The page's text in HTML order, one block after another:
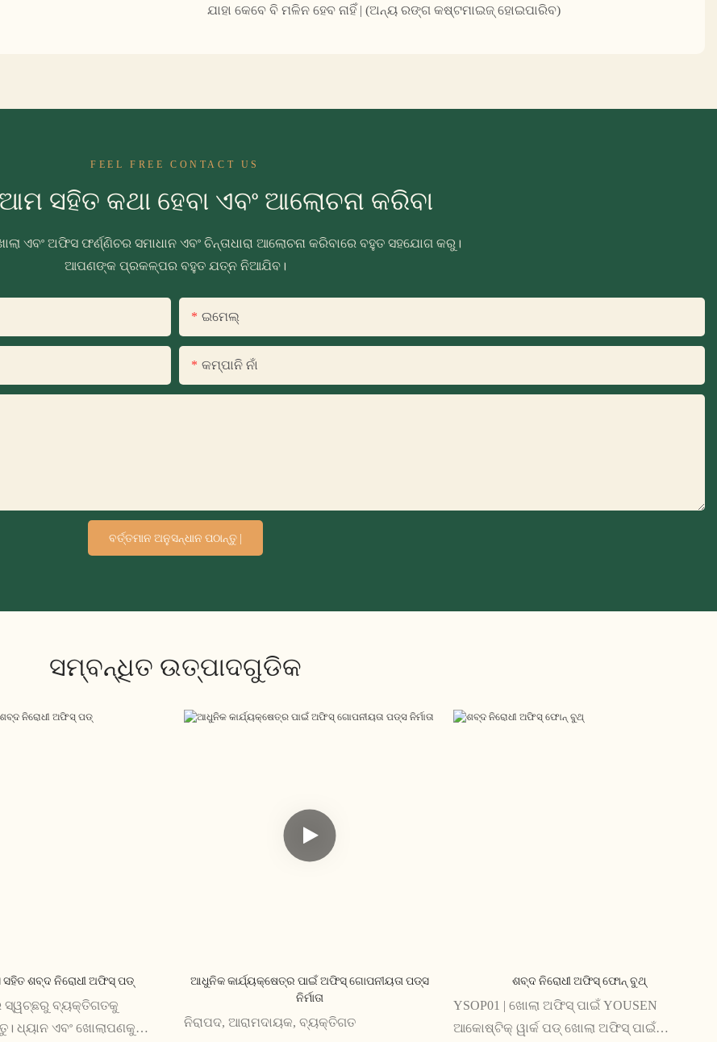
ଯାହା କେବେ ବି ମଳିନ ହେବ ନାହିଁ | (ଅନ୍ୟ ରଙ୍ଗ କଷ୍ଟମାଇଜ୍ ହୋଇପାରିବ)
FEEL FREE CONTACT US
ସହିତ କଥା ହେବା ଏବଂ ଆଲୋଚନା କରିବା
ଏବଂ ଅଫିସ ଫର୍ଣ୍ଣିଚର ସମାଧାନ ଏବଂ ଚିନ୍ତାଧାରା ଆଲୋଚନା କରିବାରେ ବହୁତ ସହଯୋଗ କରୁ।
ଆପଣଙ୍କ ପ୍ରକଳ୍ପର ବହୁତ ଯତ୍ନ ନିଆଯିବ।
ଇମେଲ୍
କମ୍ପାନି ନାଁ
ବର୍ତ୍ତମାନ ଅନୁସନ୍ଧାନ ପଠାନ୍ତୁ |
ସମ୍ବନ୍ଧିତ ଉତ୍ପାଦଗୁଡିକ
ସହିତ ଶବ୍ଦ ନିରୋଧୀ ଅଫିସ୍ ପଡ୍
ସ୍ୱଚ୍ଛରୁ ବ୍ୟକ୍ତିଗତକୁ
ଧ୍ୟାନ ଏବଂ ଖୋଲାପଣକୁ
ଆଧୁନିକ କାର୍ଯ୍ୟକ୍ଷେତ୍ର ପାଇଁ ଅଫିସ୍ ଗୋପନୀୟତା ପଡ୍ସ
ନିର୍ମାତା
ନିରାପଦ, ଆରାମଦାୟକ, ବ୍ୟକ୍ତିଗତ
ଶବ୍ଦ ନିରୋଧୀ ଅଫିସ୍ ଫୋନ୍ ବୁଥ୍
YSOP01 | ଖୋଲା ଅଫିସ୍ ପାଇଁ YOUSEN
ଆକୋଷ୍ଟିକ୍ ୱାର୍କ ପଡ୍ ଖୋଲା ଅଫିସ୍ ପାଇଁ